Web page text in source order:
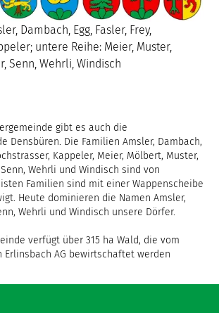
Dambach, Egg, Fasler, Frey,
untere Reihe: Meier, Muster,
Senn, Wehrli, Windisch
gibt es auch die
Densbüren. Die Familien Amsler, Dambach,
Kappeler, Meier, Mölbert, Muster,
Wehrli und Windisch sind von
Familien sind mit einer Wappenscheibe
Heute dominieren die Namen Amsler,
Wehrli und Windisch unsere Dörfer.
verfügt über 315 ha Wald, die vom
Erlinsbach AG bewirtschaftet werden